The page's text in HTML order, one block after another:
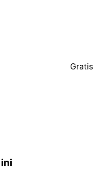
Gratis